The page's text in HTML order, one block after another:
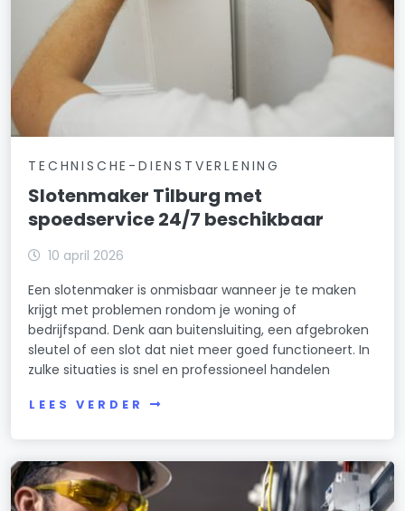
TECHNISCHE-DIENSTVERLENING
Slotenmaker Tilburg met
spoedservice 24/7 beschikbaar
10 april 2026
Een slotenmaker is onmisbaar wanneer je te maken
krijgt met problemen rondom je woning of
bedrijfspand. Denk aan buitensluiting, een afgebroken
sleutel of een slot dat niet meer goed functioneert. In
zulke situaties is snel en professioneel handelen
LEES VERDER